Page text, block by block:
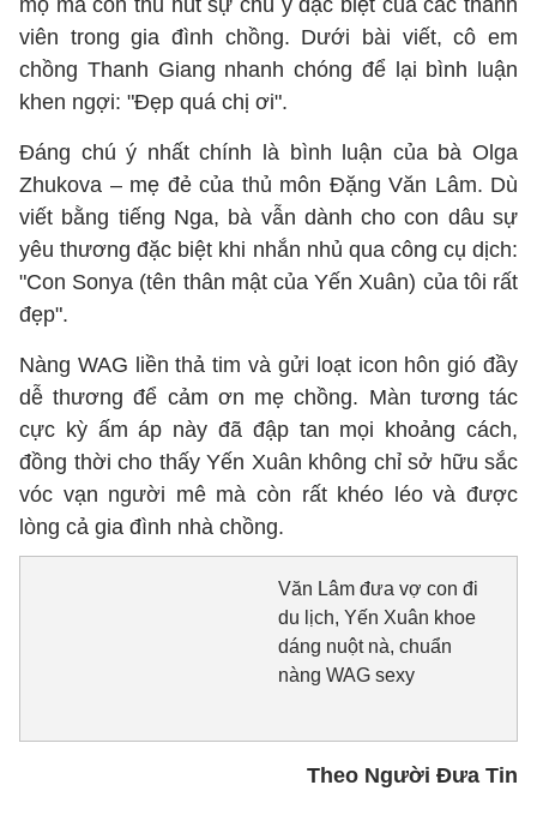
mộ mà còn thu hút sự chú ý đặc biệt của các thành
viên trong gia đình chồng. Dưới bài viết, cô em
chồng Thanh Giang nhanh chóng để lại bình luận
khen ngợi: "Đẹp quá chị ơi".
Đáng chú ý nhất chính là bình luận của bà Olga
Zhukova – mẹ đẻ của thủ môn Đặng Văn Lâm. Dù
viết bằng tiếng Nga, bà vẫn dành cho con dâu sự
yêu thương đặc biệt khi nhắn nhủ qua công cụ dịch:
"Con Sonya (tên thân mật của Yến Xuân) của tôi rất
đẹp".
Nàng WAG liền thả tim và gửi loạt icon hôn gió đầy
dễ thương để cảm ơn mẹ chồng. Màn tương tác
cực kỳ ấm áp này đã đập tan mọi khoảng cách,
đồng thời cho thấy Yến Xuân không chỉ sở hữu sắc
vóc vạn người mê mà còn rất khéo léo và được
lòng cả gia đình nhà chồng.
Văn Lâm đưa vợ con đi
du lịch, Yến Xuân khoe
dáng nuột nà, chuẩn
nàng WAG sexy
Theo Người Đưa Tin